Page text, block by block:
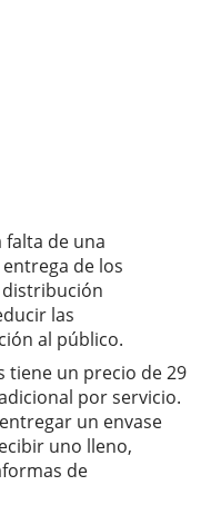
de una
de los
las
al público.
tiene un precio de 29
por servicio.
un envase
uno lleno,
de